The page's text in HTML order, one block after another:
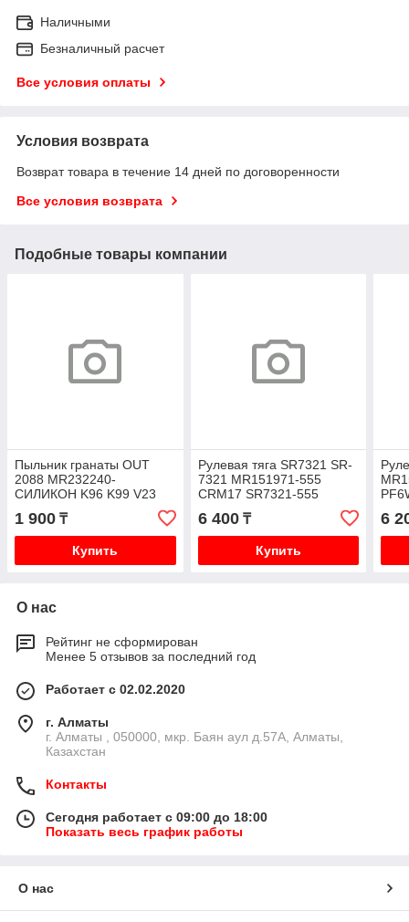
Наличными
Безналичный расчет
Все условия оплаты
Условия возврата
Возврат товара в течение 14 дней по договоренности
Все условия возврата
Подобные товары компании
Пыльник гранаты OUT
2088 MR232240-
СИЛИКОН K96 K99 V23
V24 V26 V25 V43 V44 V46
V45 PD8 PE8 PD6 PF6 P
1 900 ₸
Купить
Рулевая тяга SR7321 SR-
7321 MR151971-555
CRM17 SR7321-555
MR455426 MB501017
CRKH2 P25W P35W PF6W
PD
6 400₸
Купить
6
О нас
Рейтинг не сформирован
Менее 5 отзывов за последний год
Работает с 02.02.2020
г. Алматы
г. Алматы , 050000, мкр. Баян аул д.57А, Алматы,
Казахстан
Контакты
Сегодня работает с 09:00 до 18:00
Показать весь график работы
О нас